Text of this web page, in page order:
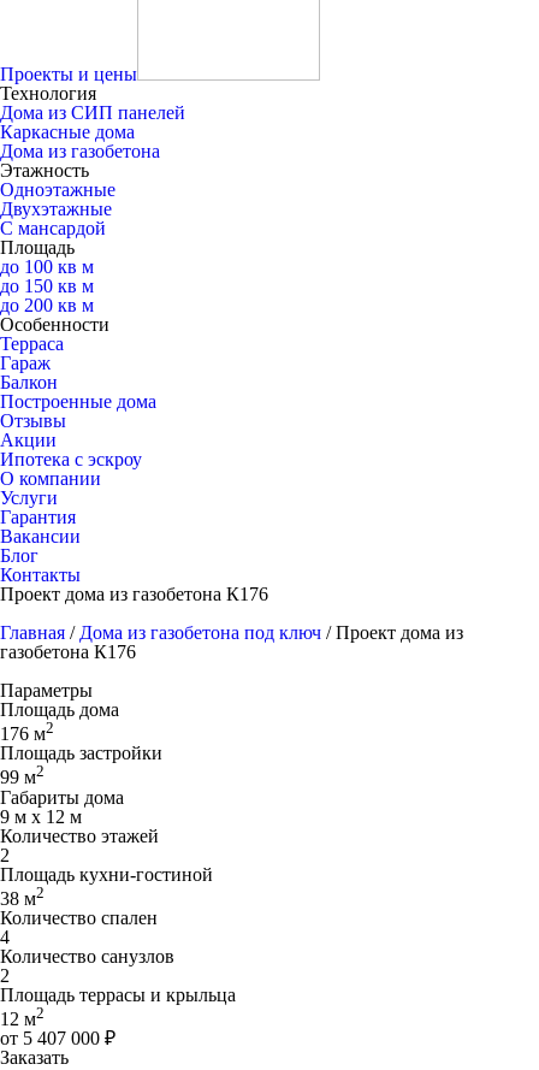
Проекты и цены
Технология
Дома из СИП панелей
Каркасные дома
Дома из газобетона
Этажность
Одноэтажные
Двухэтажные
С мансардой
Площадь
до 100 кв м
до 150 кв м
до 200 кв м
Особенности
Терраса
Гараж
Балкон
Построенные дома
Отзывы
Акции
Ипотека с эскроу
О компании
Услуги
Гарантия
Вакансии
Блог
Контакты
Проект дома из газобетона К176
Главная / Дома из газобетона под ключ /Проект дома из
газобетона К176
Параметры
Площадь дома
176 м2
Площадь застройки
99 м2
Габариты дома
9 м х 12 м
Количество этажей
2
Площадь кухни-гостиной
38 м2
Количество спален
4
Количество санузлов
2
Площадь террасы и крыльца
12 м2
от 5 407 000 ₽
Заказать